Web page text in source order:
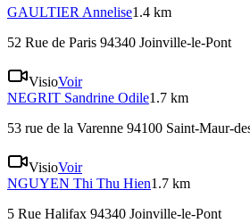
GAULTIER Annelise1.4 km
52 Rue de Paris 94340 Joinville-le-Pont
VisioVoir
NEGRIT Sandrine Odile1.7 km
53 rue de la Varenne 94100 Saint-Maur-
VisioVoir
NGUYEN Thi Thu Hien1.7 km
5 Rue Halifax 94340 Joinville-le-Pont